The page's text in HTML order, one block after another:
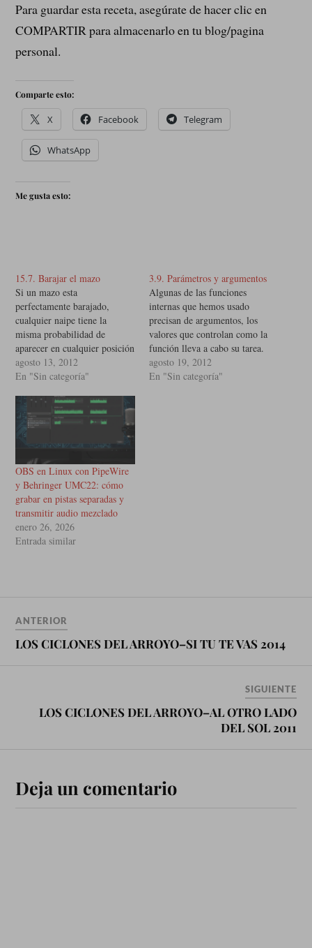
Para guardar esta receta, asegúrate de hacer clic en
COMPARTIR para almacenarlo en tu blog/pagina
personal.
Comparte esto:
X Facebook Telegram
WhatsApp
Me gusta esto:
15.7. Barajar el mazo
Si un mazo esta
perfectamente barajado,
cualquier naipe tiene la
misma probabilidad de
aparecer en cualquier posición
del mazo, y cualquier lugar
en el mazo tiene la misma
cualquier naipe. Para mezclar
el mazo, utilizaremos la
función randrange del modulo
random. Esta función toma
dos enteros como…
agosto 13, 2012
En "Sin categoría"
3.9. Parámetros y argumentos
Algunas de las funciones
internas que hemos usado
precisan de argumentos, los
valores que controlan como la
función lleva a cabo su tarea.
Por ejemplo, si desea
encontrar el seno de un
agosto 19, 2012
En "Sin categoría"
OBS en Linux con PipeWire
y Behringer UMC22: cómo
grabar en pistas separadas y
transmitir audio mezclado
enero 26, 2026
Entrada similar
ANTERIOR
LOS CICLONES DEL ARROYO–SI TU TE VAS 2014
SIGUIENTE
LOS CICLONES DEL ARROYO–AL OTRO LADO
DEL SOL 2011
Deja un comentario